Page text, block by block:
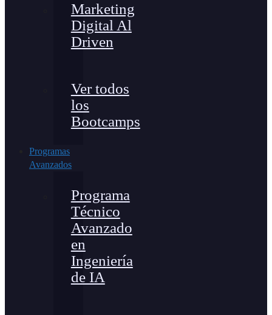
Marketing
Digital Al
Driven
Ver todos
los
Bootcamps
Programas
Avanzados
Programa
Técnico
Avanzado
en
Ingeniería
de IA